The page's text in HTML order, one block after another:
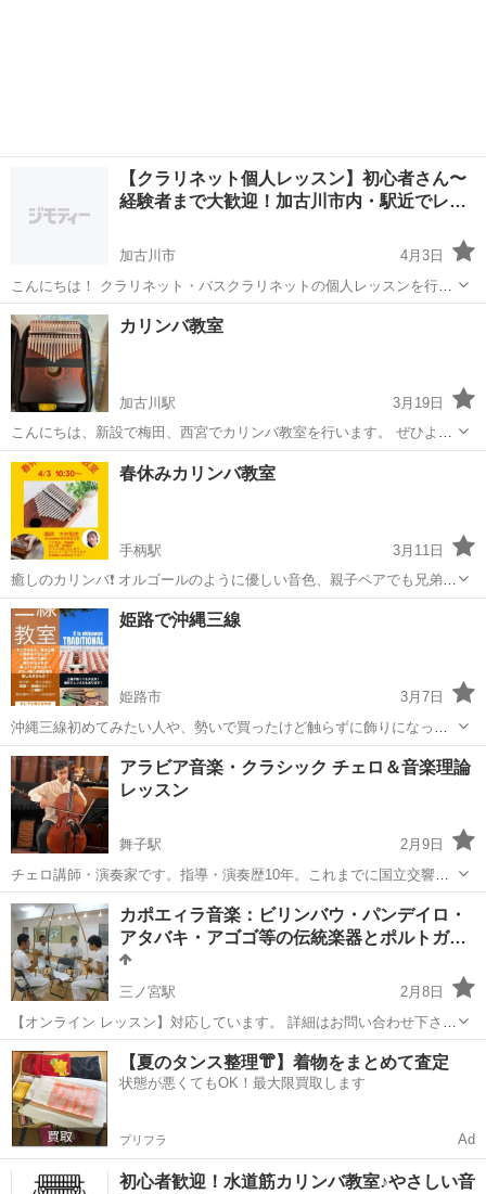
【クラリネット個人レッスン】初心者さん〜
経験者まで大歓迎！加古川市内・駅近でレ…
加古川市
4月3日
こんにちは！ クラリネット・バスクラリネットの個人レッスンを行っ
ています。 現在、新しく一緒にレッスンしてくださる生徒さんを募集
しています！ 【レッスン内容】 ・クラリネットの基礎（構え方、音の
出し方など） ・...
兵庫 加古川市 その他 クラリネット
カリンバ教室
加古川駅
3月19日
こんにちは、新設で梅田、西宮でカリンバ教室を行います。 ぜひよろ
しくお願い申し上げます。 駅からも近くとても便利がよく、楽器もと
ても小さいので持ち運びに便利です。 ぜひお問い合わせよろしくお願
い申し上げます。
兵庫 加古川市 加古川駅 その他
春休みカリンバ教室
手柄駅
3月11日
癒しのカリンバ❗️ オルゴールのように優しい音色、親子ペアでも兄弟ペ
アでも是非どうぞです😍
兵庫 姫路市 手柄駅 その他
姫路で沖縄三線
姫路市
3月7日
沖縄三線初めてみたい人や、勢いで買ったけど触らずに飾りになって
しまってる人、一緒に三線しませんか？ ガッツリというよりは、のん
びまったりとした教室です。 今は少人数でよんなーよんなーゆんたく
しながらやってます♪ 入会等...
兵庫 姫路市 その他 三線
アラビア音楽・クラシック チェロ＆音楽理論
レッスン
舞子駅
2月9日
チェロ講師・演奏家です。指導・演奏歴10年。これまでに国立交響楽
団での演奏経験があります。音楽院（コンセルヴァトワール）で5年間
学びました。 6歳以上を対象に、初心者から上級者まで指導していま
す。 アラビア音楽とクラシック...
兵庫 神戸市 舞子駅 その他 チェロ
カポエィラ音楽：ビリンバウ・パンデイロ・
アタバキ・アゴゴ等の伝統楽器とポルトガ…
三ノ宮駅
2月8日
【オンライン レッスン】対応しています。 詳細はお問い合わせ下さ
い。 カポエィラ音楽：ビリンバウ・パンデイロ・アタバキ・アゴゴ等
の伝統楽器とポルトガル語の歌 ブラジル発祥のカポエィラ音楽を、伝
統楽器、ビリンバウ...
兵庫 神戸市 三ノ宮駅 その他 打楽器
【夏のタンス整理👘】着物をまとめて査定
状態が悪くてもOK！最大限買取します
プリフラ Ad
初心者歓迎！水道筋カリンバ教室♪やさしい音